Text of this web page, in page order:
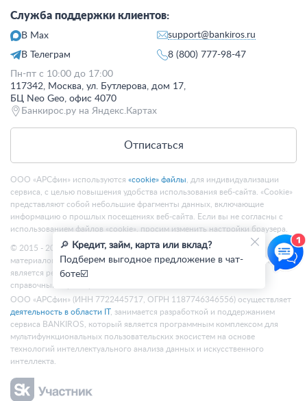
Служба поддержки клиентов:
В Max
В Телеграм
support@bankiros.ru
8 (800) 777-98-47
Пн-пт с 10:00 до 17:00
117342, Москва, ул. Бутлерова, дом 17,
БЦ Neo Geo, офис 4070
Банкирос.ру на Яндекс.Картах
Отписаться
ООО «АРСфин» используются «cookie» файлы , для индивидуализации
сервиса, с целью повышения удобства использования веб-сайта. «Cookie»
представляют собой небольшие фрагменты данных, включающие
информацию о прошлых посещениях веб-сайта. Если вы не согласны с
использованием файлов «cookie», просим изменить настройки браузера.
© 2015 - 2026 Bankiros.ru Все права защищены. При использовании
материалов гиперссылка на bankiros.ru обязательна. Содержание сайта не
является рекомендацией или офертой и носит информационно-
справочный характер.
ООО «АРСфин» (ИНН 7722445717, ОГРН 1187746346556) осуществляет
деятельность в области IT, занимается разработкой и поддержанием
сервиса BANKIROS, который является программным комплексом для
мультифункциональных пользовательских экосистем на основе
технологий интеллектуального анализа данных и искусственного
интеллекта.
🔎 Кредит, займ, карта или вклад?
Подберем выгодное предложение в чат-
боте☑️